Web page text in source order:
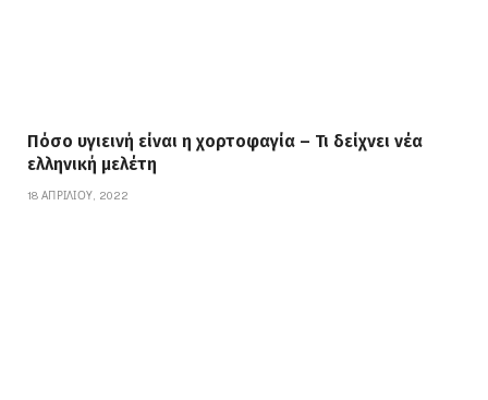
Πόσο υγιεινή είναι η χορτοφαγία – Τι δείχνει νέα
ελληνική μελέτη
18 ΑΠΡΙΛΊΟΥ, 2022